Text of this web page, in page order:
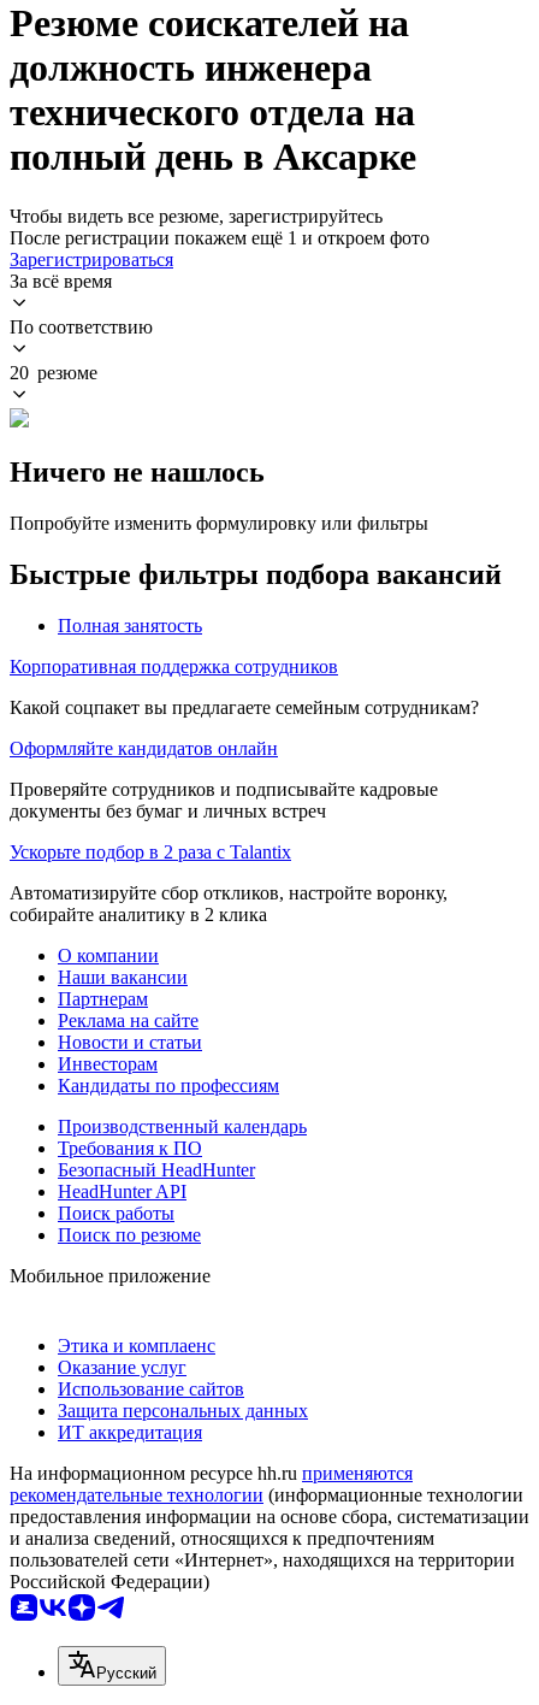
Резюме соискателей на
должность инженера
технического отдела на
полный день в Аксарке
Чтобы видеть все резюме, зарегистрируйтесь
После регистрации покажем ещё 1 и откроем фото
Зарегистрироваться
За всё время
По соответствию
20 резюме
Ничего не нашлось
Попробуйте изменить формулировку или фильтры
Быстрые фильтры подбора вакансий
Полная занятость
Корпоративная поддержка сотрудников
Какой соцпакет вы предлагаете семейным сотрудникам?
Оформляйте кандидатов онлайн
Проверяйте сотрудников и подписывайте кадровые
документы без бумаг и личных встреч
Ускорьте подбор в 2 раза с Talantix
Автоматизируйте сбор откликов, настройте воронку,
собирайте аналитику в 2 клика
О компании
Наши вакансии
Партнерам
Реклама на сайте
Новости и статьи
Инвесторам
Кандидаты по профессиям
Производственный календарь
Требования к ПО
Безопасный HeadHunter
HeadHunter API
Поиск работы
Поиск по резюме
Мобильное приложение
Этика и комплаенс
Оказание услуг
Использование сайтов
Защита персональных данных
ИТ аккредитация
На информационном ресурсе hh.ru применяются
рекомендательные технологии (информационные технологии
предоставления информации на основе сбора, систематизации
и анализа сведений, относящихся к предпочтениям
пользователей сети «Интернет», находящихся на территории
Российской Федерации)
Русский